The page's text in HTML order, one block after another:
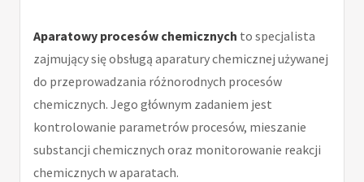
Aparatowy procesów chemicznych to specjalista
zajmujący się obsługą aparatury chemicznej używanej
do przeprowadzania różnorodnych procesów
chemicznych. Jego głównym zadaniem jest
kontrolowanie parametrów procesów, mieszanie
substancji chemicznych oraz monitorowanie reakcji
chemicznych w aparatach.